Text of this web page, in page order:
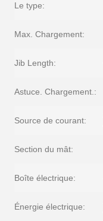
Le type:
Max. Chargement:
Jib Length:
Astuce. Chargement.:
Source de courant:
Section du mât:
Boîte électrique:
Énergie électrique: